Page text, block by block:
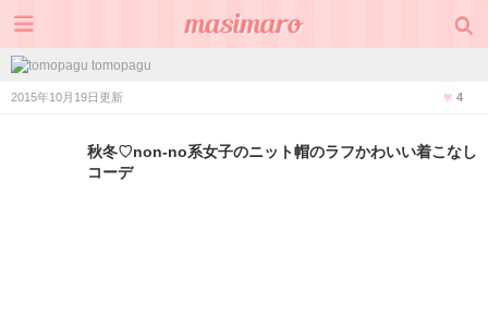
tomopagu
2015年10月19日更新 4
秋冬♡non-no系女子のニット帽のラフかわいい着こなし
コーデ